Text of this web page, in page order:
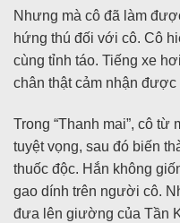
Nhưng mà cô đã làm
hứng thú đối với cô. Cô
cùng tỉnh táo. Tiếng xe
chân thật cảm nhận
Trong “Thanh mai”, cô từ
tuyệt vọng, sau đó biến
thuốc độc. Hắn không
gao dính trên người cô.
đưa lên giường của Tần